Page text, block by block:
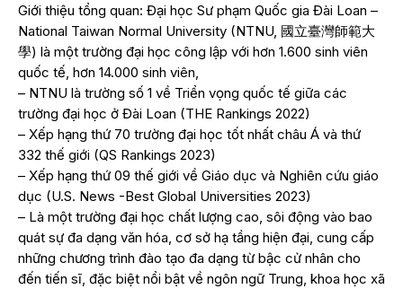
Giới thiệu tổng quan: Đại học Sư phạm Quốc gia Đài Loan –
National Taiwan Normal University (NTNU, 國立臺灣師範大
學) là một trường đại học công lập với hơn 1.600 sinh viên
quốc tế, hơn 14.000 sinh viên,
– NTNU là trường số 1 về Triển vọng quốc tế giữa các
trường đại học ở Đài Loan (THE Rankings 2022)
– Xếp hạng thứ 70 trường đại học tốt nhất châu Á và thứ
332 thế giới (QS Rankings 2023)
– Xếp hạng thứ 09 thế giới về Giáo dục và Nghiên cứu giáo
dục (U.S. News -Best Global Universities 2023)
– Là một trường đại học chất lượng cao, sôi động vào bao
quát sự đa dạng văn hóa, cơ sở hạ tầng hiện đại, cung cấp
những chương trình đào tạo đa dạng từ bậc cử nhân cho
đến tiến sĩ, đặc biệt nổi bật về ngôn ngữ Trung, khoa học xã